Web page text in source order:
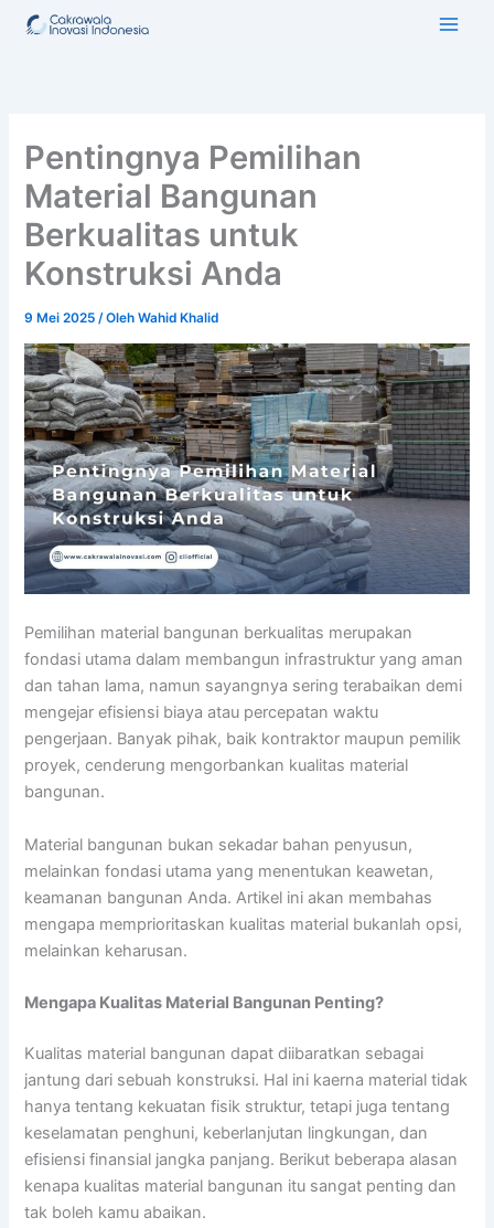
Lewati
Pentingnya Pemilihan
Material Bangunan
Berkualitas untuk
Konstruksi Anda
9 Mei 2025 / OlehWahid Khalid
Pemilihan material bangunan berkualitas merupakan
fondasi utama dalam membangun infrastruktur yang aman
dan tahan lama, namun sayangnya sering terabaikan demi
mengejar efisiensi biaya atau percepatan waktu
pengerjaan. Banyak pihak, baik kontraktor maupun pemilik
proyek, cenderung mengorbankan kualitas material
bangunan.
Material bangunan bukan sekadar bahan penyusun,
melainkan fondasi utama yang menentukan keawetan,
keamanan bangunan Anda. Artikel ini akan membahas
mengapa memprioritaskan kualitas material bukanlah opsi,
melainkan keharusan.
Mengapa Kualitas Material Bangunan Penting?
Kualitas material bangunan dapat diibaratkan sebagai
jantung dari sebuah konstruksi. Hal ini kaerna material tidak
hanya tentang kekuatan fisik struktur, tetapi juga tentang
keselamatan penghuni, keberlanjutan lingkungan, dan
efisiensi finansial jangka panjang. Berikut beberapa alasan
kenapa kualitas material bangunan itu sangat penting dan
tak boleh kamu abaikan.